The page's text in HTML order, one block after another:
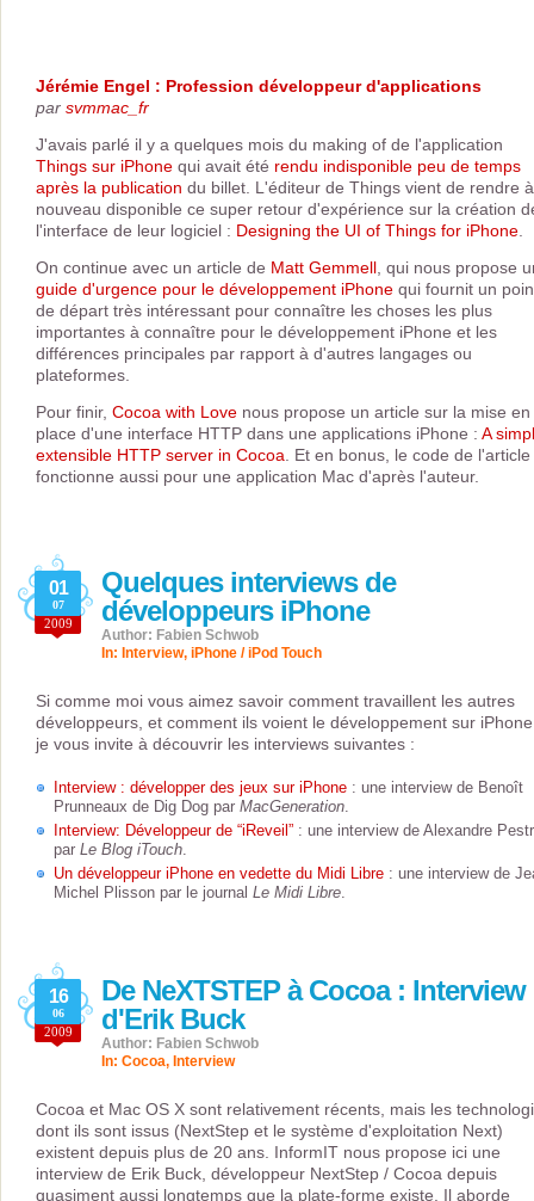
Jérémie Engel : Profession développeur d'applications
par svmmac_fr
J'avais parlé il y a quelques mois du making of de l'application
Things sur iPhone qui avait été rendu indisponible peu de temps
après la publication du billet. L'éditeur de Things vient de rendre à
nouveau disponible ce super retour d'expérience sur la création
l'interface de leur logiciel : Designing the UI of Things for iPhone
On continue avec un article de Matt Gemmell , qui nous propose
guide d'urgence pour le développement iPhone qui fournit un
de départ très intéressant pour connaître les choses les plus
importantes à connaître pour le développement iPhone et les
différences principales par rapport à d'autres langages ou
plateformes.
Pour finir, Cocoa with Love nous propose un article sur la mise en
place d'une interface HTTP dans une applications iPhone : A
extensible HTTP server in Cocoa . Et en bonus, le code de l'article
fonctionne aussi pour une application Mac d'après l'auteur.
Quelques interviews de
développeurs iPhone
01
07
2009
Author: Fabien Schwob
In: Interview, iPhone / iPod Touch
Si comme moi vous aimez savoir comment travaillent les autres
développeurs, et comment ils voient le développement sur
je vous invite à découvrir les interviews suivantes :
Interview : développer des jeux sur iPhone : une interview de Benoît
Prunneaux de Dig Dog par MacGeneration.
Interview: Développeur de “iReveil” : une interview de Alexandre
par Le Blog iTouch.
Un développeur iPhone en vedette du Midi Libre : une interview de
Michel Plisson par le journal Le Midi Libre.
De NeXTSTEP à Cocoa : Interview
d'Erik Buck
16
06
2009
Author: Fabien Schwob
In: Cocoa, Interview
Cocoa et Mac OS X sont relativement récents, mais les
dont ils sont issus (NextStep et le système d'exploitation Next)
existent depuis plus de 20 ans. InformIT nous propose ici une
interview de Erik Buck, développeur NextStep / Cocoa depuis
quasiment aussi longtemps que la plate-forme existe. Il aborde